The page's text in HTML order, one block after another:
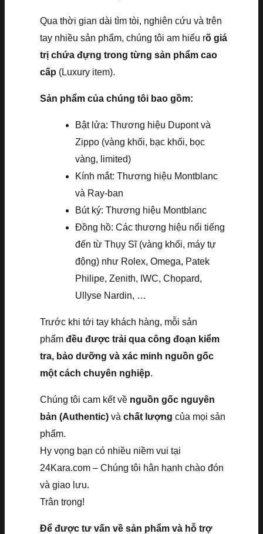
Qua thời gian dài tìm tòi, nghiên cứu và trên
tay nhiều sản phẩm, chúng tôi am hiểu rõ giá
trị chứa đựng trong từng sản phẩm cao
cấp (Luxury item).
Sản phẩm của chúng tôi bao gồm:
Bật lửa: Thương hiệu Dupont và
Zippo (vàng khối, bạc khối, bọc
vàng, limited)
Kính mắt: Thương hiệu Montblanc
và Ray-ban
Bút ký: Thương hiệu Montblanc
Đồng hồ: Các thương hiệu nổi tiếng
đến từ Thụy Sĩ (vàng khối, máy tự
động) như Rolex, Omega, Patek
Philipe, Zenith, IWC, Chopard,
Ullyse Nardin, …
Trước khi tới tay khách hàng, mỗi sản
phẩm đều được trải qua công đoạn kiểm
tra, bảo dưỡng và xác minh nguồn gốc
một cách chuyên nghiệp.
Chúng tôi cam kết về nguồn gốc nguyên
bản (Authentic) và chất lượng của mọi sản
phẩm.
Hy vọng bạn có nhiều niềm vui tại
24Kara.com – Chúng tôi hân hạnh chào đón
và giao lưu.
Trân trọng!
Để được tư vấn về sản phẩm và hỗ trợ